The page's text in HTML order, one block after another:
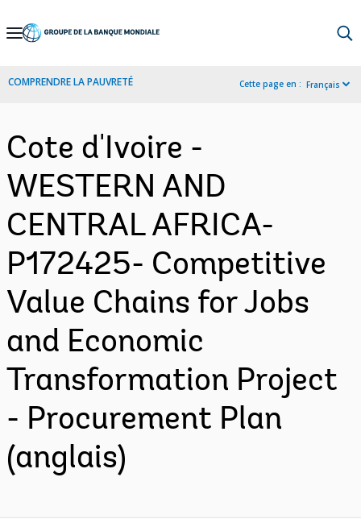
Skip
Navigation
COMPRENDRE LA PAUVRETÉ Cette page en : Français
Cote d'Ivoire -
WESTERN AND
CENTRAL AFRICA-
P172425- Competitive
Value Chains for Jobs
and Economic
Transformation Project
- Procurement Plan
(anglais)